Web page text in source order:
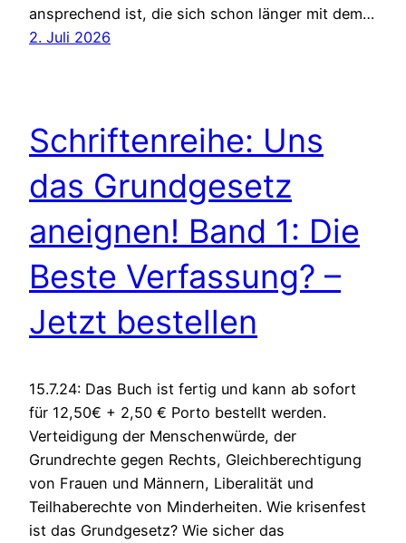
ansprechend ist, die sich schon länger mit dem…
2. Juli 2026
Schriftenreihe: Uns
das Grundgesetz
aneignen! Band 1: Die
Beste Verfassung? –
Jetzt bestellen
15.7.24: Das Buch ist fertig und kann ab sofort
für 12,50€ + 2,50 € Porto bestellt werden.
Verteidigung der Menschenwürde, der
Grundrechte gegen Rechts, Gleichberechtigung
von Frauen und Männern, Liberalität und
Teilhaberechte von Minderheiten. Wie krisenfest
ist das Grundgesetz? Wie sicher das